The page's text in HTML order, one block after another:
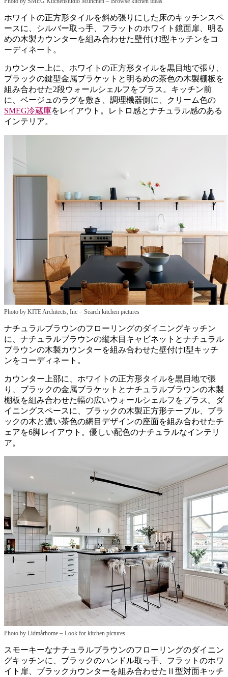
ホワイトの正方形タイルを斜め張りにした床のキッチンスペ
ースに、シルバー取っ手、フラットのホワイト鏡面扉、明る
めの木製カウンターを組み合わせた壁付けI型キッチンをコ
ーディネート。
カウンター上に、ホワイトの正方形タイルを黒目地で張り、
ブラックの鍵型金属ブラケットと明るめの茶色の木製棚板を
組み合わせた2段ウォールシェルフをプラス。キッチン前
に、ベージュのラグを敷き、調理機器側に、クリーム色の
SMEG冷蔵庫をレイアウト。レトロ感とナチュラル感のある
インテリア。
Photo by KITE Architects, Inc – Search kitchen pictures
ナチュラルブラウンのフローリングのダイニングキッチン
に、ナチュラルブラウンの縦木目キャビネットとナチュラル
ブラウンの木製カウンターを組み合わせた壁付けI型キッチ
ンをコーディネート。
カウンター上部に、ホワイトの正方形タイルを黒目地で張
り、ブラックの金属ブラケットとナチュラルブラウンの木製
棚板を組み合わせた幅の広いウォールシェルフをプラス。ダ
イニングスペースに、ブラックの木製正方形テーブル、ブラ
ックの木と濃い茶色の網目デザインの座面を組み合わせたチ
ェアを6脚レイアウト。優しい配色のナチュラルなインテリ
ア。
Photo by Lidmårhome – Look for kitchen pictures
スモーキーなナチュラルブラウンのフローリングのダイニン
グキッチンに、ブラックのハンドル取っ手、フラットのホワ
イト扉、ブラックカウンターを組み合わせたⅡ型対面キッチ